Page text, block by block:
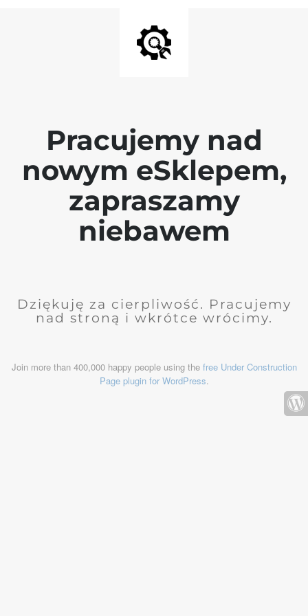
Pracujemy nad
nowym eSklepem,
zapraszamy
niebawem
Dziękuję za cierpliwość. Pracujemy
nad stroną i wkrótce wrócimy.
Join more than 400,000 happy people using the free Under Construction
Page plugin for WordPress.